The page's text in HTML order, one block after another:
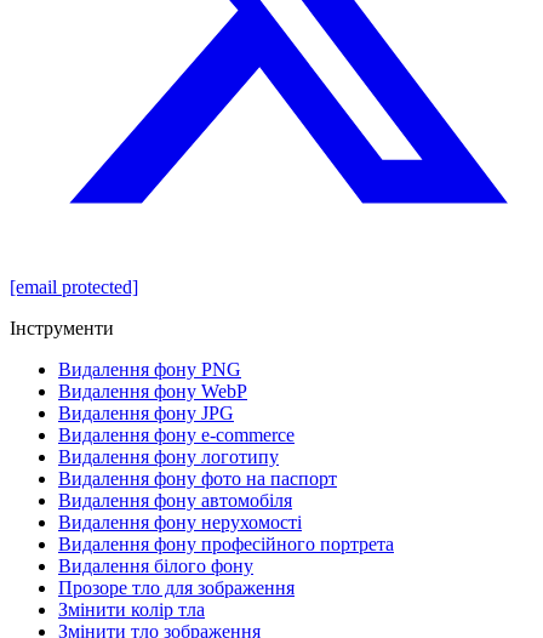
[email protected]
Інструменти
Видалення фону PNG
Видалення фону WebP
Видалення фону JPG
Видалення фону e-commerce
Видалення фону логотипу
Видалення фону фото на паспорт
Видалення фону автомобіля
Видалення фону нерухомості
Видалення фону професійного портрета
Видалення білого фону
Прозоре тло для зображення
Змінити колір тла
Змінити тло зображення